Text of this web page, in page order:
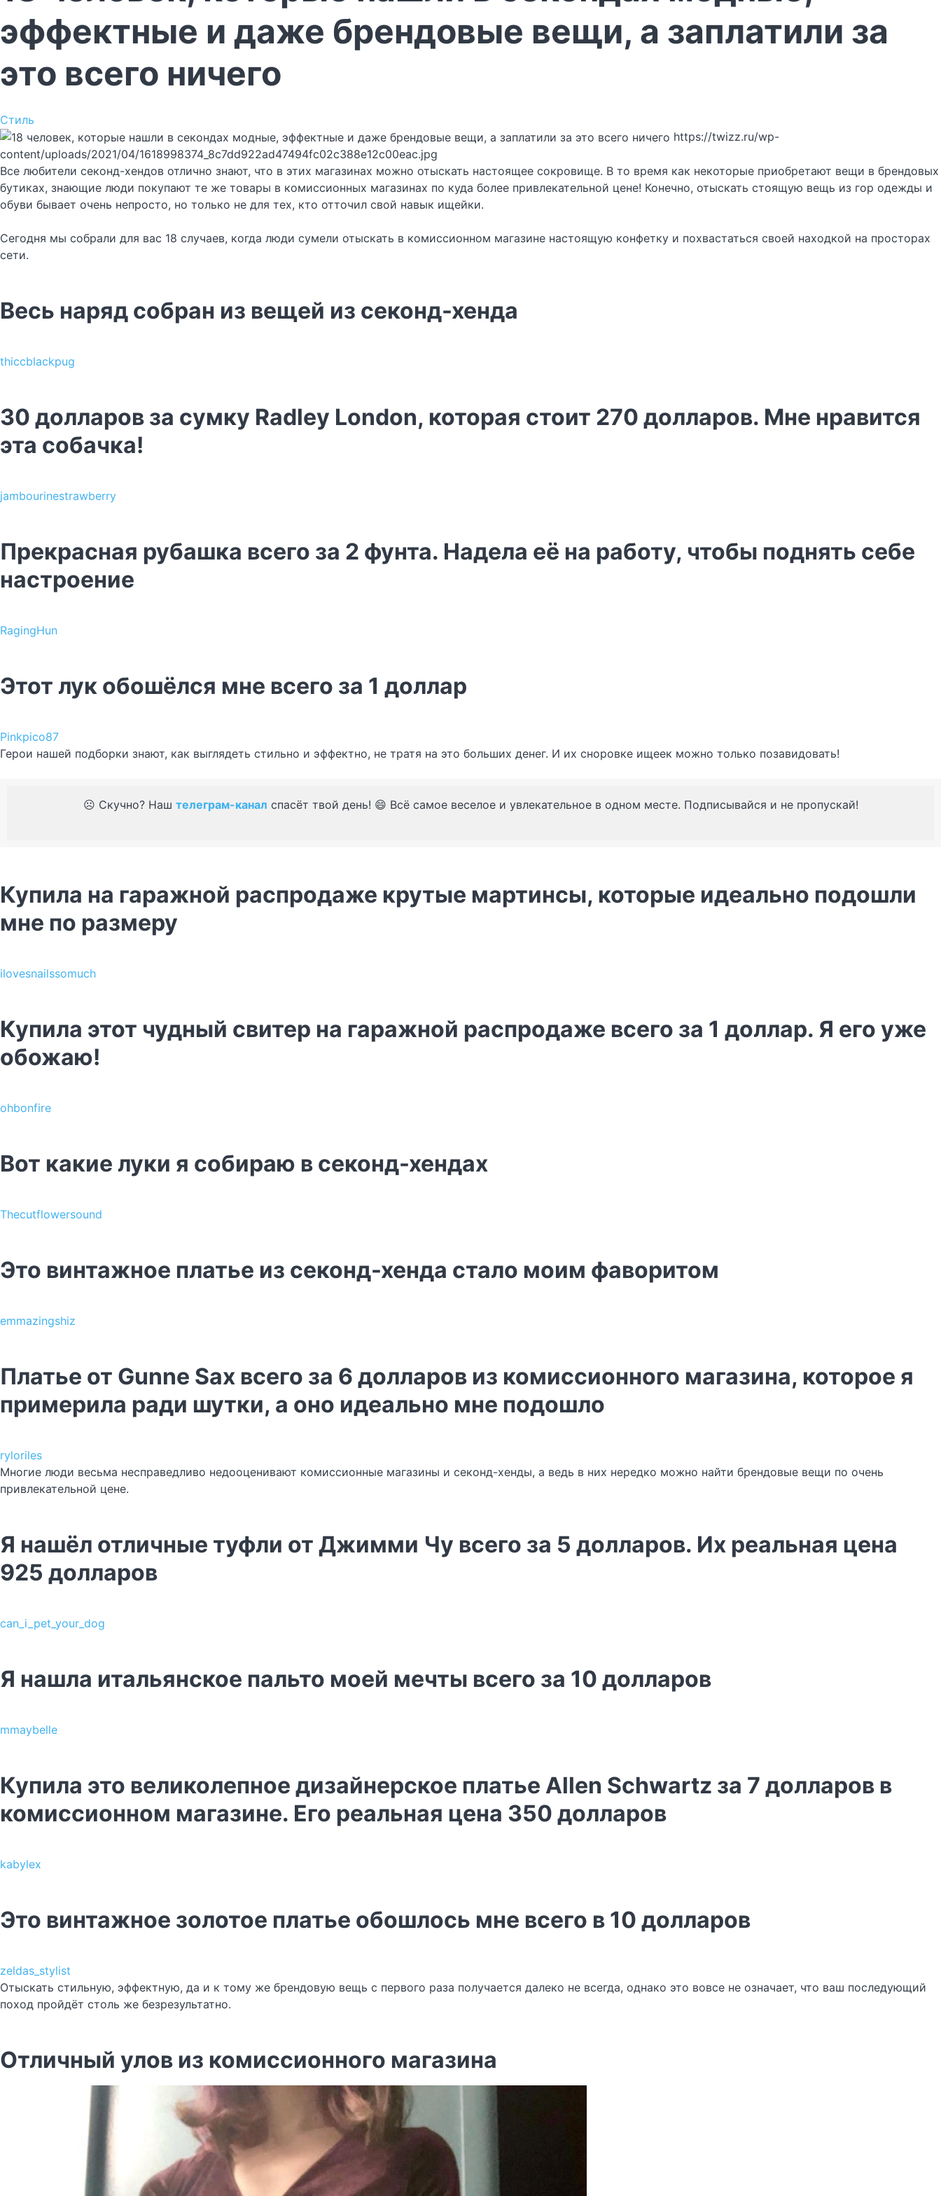
эффектные и даже брендовые вещи, а заплатили за
это всего ничего
Стиль
https://twizz.ru/wp-
content/uploads/2021/04/1618998374_8c7dd922ad47494fc02c388e12c00eac.jpg
Все любители секонд-хендов отлично знают, что в этих магазинах можно отыскать настоящее сокровище. В то время как некоторые приобретают вещи в брендовых
бутиках, знающие люди покупают те же товары в комиссионных магазинах по куда более привлекательной цене! Конечно, отыскать стоящую вещь из гор одежды и
обуви бывает очень непросто, но только не для тех, кто отточил свой навык ищейки.
Сегодня мы собрали для вас 18 случаев, когда люди сумели отыскать в комиссионном магазине настоящую конфетку и похвастаться своей находкой на просторах
сети.
Весь наряд собран из вещей из секонд-хенда
thiccblackpug
30 долларов за сумку Radley London, которая стоит 270 долларов. Мне нравится
эта собачка!
jambourinestrawberry
Прекрасная рубашка всего за 2 фунта. Надела её на работу, чтобы поднять себе
настроение
RagingHun
Этот лук обошёлся мне всего за 1 доллар
Pinkpico87
Герои нашей подборки знают, как выглядеть стильно и эффектно, не тратя на это больших денег. И их сноровке ищеек можно только позавидовать!
☹️ Скучно? Наш телеграм-канал спасёт твой день! 😄 Всё самое веселое и увлекательное в одном месте. Подписывайся и не пропускай!
Купила на гаражной распродаже крутые мартинсы, которые идеально подошли
мне по размеру
ilovesnailssomuch
Купила этот чудный свитер на гаражной распродаже всего за 1 доллар. Я его уже
обожаю!
ohbonfire
Вот какие луки я собираю в секонд-хендах
Thecutflowersound
Это винтажное платье из секонд-хенда стало моим фаворитом
emmazingshiz
Платье от Gunne Sax всего за 6 долларов из комиссионного магазина, которое я
примерила ради шутки, а оно идеально мне подошло
ryloriles
Многие люди весьма несправедливо недооценивают комиссионные магазины и секонд-хенды, а ведь в них нередко можно найти брендовые вещи по очень
привлекательной цене.
Я нашёл отличные туфли от Джимми Чу всего за 5 долларов. Их реальная цена
925 долларов
can_i_pet_your_dog
Я нашла итальянское пальто моей мечты всего за 10 долларов
mmaybelle
Купила это великолепное дизайнерское платье Allen Schwartz за 7 долларов в
комиссионном магазине. Его реальная цена 350 долларов
kabylex
Это винтажное золотое платье обошлось мне всего в 10 долларов
zeldas_stylist
Отыскать стильную, эффектную, да и к тому же брендовую вещь с первого раза получается далеко не всегда, однако это вовсе не означает, что ваш последующий
поход пройдёт столь же безрезультатно.
Отличный улов из комиссионного магазина